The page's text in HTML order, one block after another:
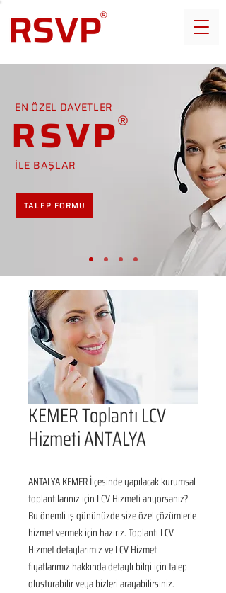
EN ÖZEL DAVETLER
RSVP
İLE BAŞLAR
TALEP FORMU
KEMER Toplantı LCV
Hizmeti ANTALYA
ANTALYA KEMER İlçesinde yapılacak kurumsal
toplantılarınız için LCV Hizmeti arıyorsanız?
Bu önemli iş gününüzde size özel çözümlerle
hizmet vermek için hazırız. Toplantı LCV
Hizmet detaylarımız ve LCV Hizmet
fiyatlarımız hakkında detaylı bilgi için talep
oluşturabilir veya bizleri arayabilirsiniz.